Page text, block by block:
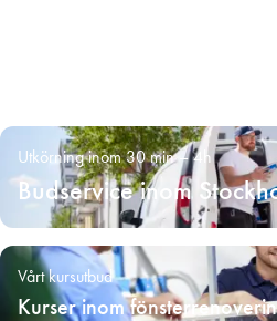
Utkörning inom 30 min – 4h
Budservice inom
Vårt kursutbud
Kurser inom